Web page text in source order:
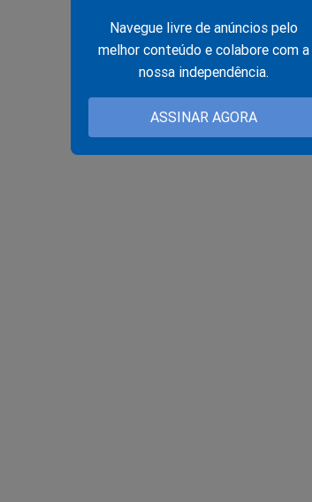
Navegue livre de anúncios pelo
melhor conteúdo e colabore com a
nossa independência.
ASSINAR AGORA